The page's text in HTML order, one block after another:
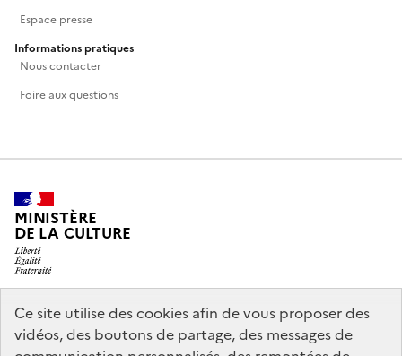
Ce site utilise des cookies afin de vous proposer des
vidéos, des boutons de partage, des messages de
Espace presse
Informations pratiques
Nous contacter
Foire aux questions
MINISTÈRE
DE LA CULTURE
legifrance.gouv.fr info.gouv.fr